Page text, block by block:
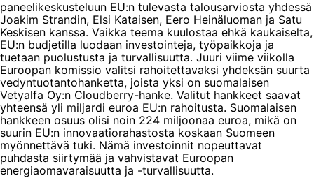
paneelikeskusteluun EU:n tulevasta talousarviosta yhdessä
Joakim Strandin, Elsi Kataisen, Eero Heinäluoman ja Satu
Keskisen kanssa. Vaikka teema kuulostaa ehkä kaukaiselta,
EU:n budjetilla luodaan investointeja, työpaikkoja ja
tuetaan puolustusta ja turvallisuutta. Juuri viime viikolla
Euroopan komissio valitsi rahoitettavaksi yhdeksän suurta
vedyntuotantohanketta, joista yksi on suomalaisen
Vetyalfa Oy:n Cloudberry-hanke. Valitut hankkeet saavat
yhteensä yli miljardi euroa EU:n rahoitusta. Suomalaisen
hankkeen osuus olisi noin 224 miljoonaa euroa, mikä on
suurin EU:n innovaatiorahastosta koskaan Suomeen
myönnettävä tuki. Nämä investoinnit nopeuttavat
puhdasta siirtymää ja vahvistavat Euroopan
energiaomavaraisuutta ja -turvallisuutta.